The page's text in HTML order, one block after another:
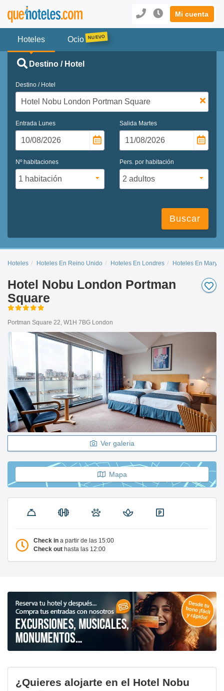
Mi cuenta
Hoteles Ocio
Destino / Hotel
Destino / Hotel
Entrada Lunes Salida Martes
Nº habitaciones Pers. por habitación
Buscar
Hoteles Hoteles En Reino Unido Hoteles En Londres Hoteles En
Hotel Nobu London Portman
Square
Portman Square 22, W1H 7BG London
Ver galeria
Mapa
Check in a partir de las 15:00
Check out hasta las 12:00
¿Quieres alojarte en el Hotel Nobu